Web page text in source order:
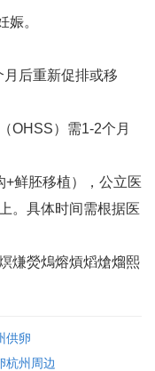
娠‌。
后重新促排或移
OHSS）需1-2个月
+鲜胚移植），公立医
。具体时间需根据医
熑熒熓熔熕熖熗熘熙
供卵
杭州周边